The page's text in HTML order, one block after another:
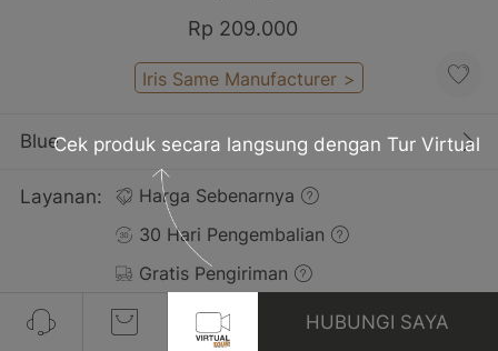
Rp 209.000
Iris Same Manufacturer >
Blue
Layanan:
Harga Sebenarnya
30 Hari Pengembalian
Gratis Pengiriman
HUBUNGI SAYA
Cek produk secara langsung dengan Tur Virtual